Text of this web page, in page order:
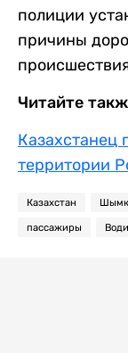
полиции
причины
Читайте
Казахстанец
территории
Казахстан
пассажиры